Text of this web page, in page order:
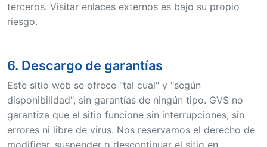
terceros. Visitar enlaces externos es bajo su propio
riesgo.
6. Descargo de garantías
Este sitio web se ofrece "tal cual" y "según
disponibilidad", sin garantías de ningún tipo. GVS no
garantiza que el sitio funcione sin interrupciones, sin
errores ni libre de virus. Nos reservamos el derecho de
modificar, suspender o descontinuar el sitio en